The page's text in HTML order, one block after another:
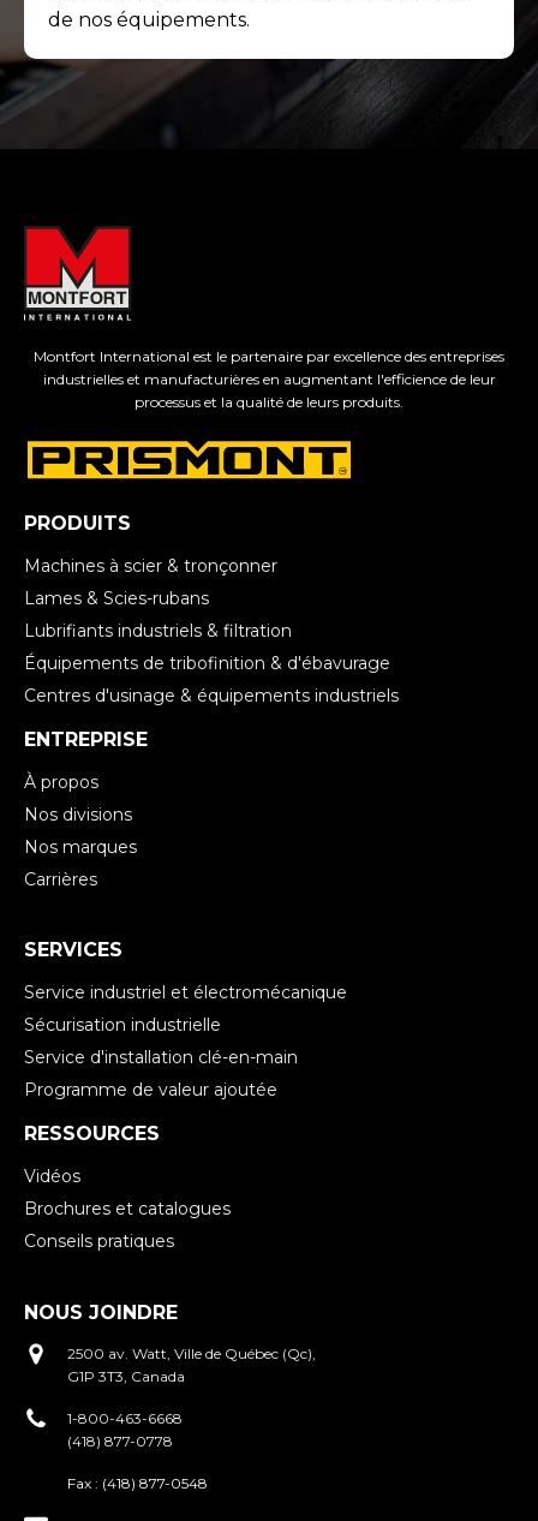
de nos équipements.
Montfort International est le partenaire par excellence des entreprises
industrielles et manufacturières en augmentant l'efficience de leur
processus et la qualité de leurs produits.
PRODUITS
Machines à scier & tronçonner
Lames & Scies-rubans
Lubrifiants industriels & filtration
Équipements de tribofinition & d'ébavurage
Centres d'usinage & équipements industriels
ENTREPRISE
À propos
Nos divisions
Nos marques
Carrières
SERVICES
Service industriel et électromécanique
Sécurisation industrielle
Service d'installation clé-en-main
Programme de valeur ajoutée
RESSOURCES
Vidéos
Brochures et catalogues
Conseils pratiques
NOUS JOINDRE
2500 av. Watt, Ville de Québec (Qc),
G1P 3T3, Canada
1-800-463-6668
(418) 877-0778
Fax : (418) 877-0548